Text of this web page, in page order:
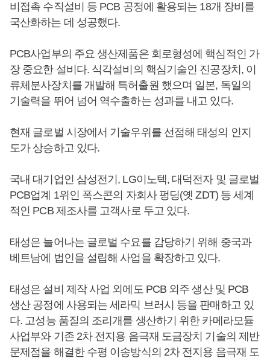
비접촉 수직설비 등 PCB 공정에 활용되는 18개 장비를
국산화하는 데 성공했다.
PCB사업부의 주요 생산제품은 회로형성에 핵심적인 가
장 중요한 설비다. 식각설비의 핵심기술인 진공장치, 이
류체분사장치를 개발해 특허출원 했으며 일본, 독일의
기술력을 뛰어 넘어 역수출하는 성과를 내고 있다.
현재 글로벌 시장에서 기술우위를 선점해 태성의 인지
도가 상승하고 있다.
국내 대기업인 삼성전기, LG이노텍, 대덕전자 및 글로벌
PCB업계 1위인 폭스콘의 자회사 펑딩(옛 ZDT) 등 세계
적인 PCB 제조사를 고객사로 두고 있다.
태성은 늘어나는 글로벌 수요를 감당하기 위해 중국과
베트남에 법인을 설립해 사업을 확장하고 있다.
태성은 설비 제작 사업 외에도 PCB 외주 생산 및 PCB
생산 공정에 사용되는 세라믹 브러시 등을 판매하고 있
다. 고성능 품질의 조리개를 생산하기 위한 카메라모듈
사업부와 기존 2차 전지용 음극재 도금장치 기술의 제반
문제점을 해결한 수평 이송방식의 2차 전지용 음극재 도